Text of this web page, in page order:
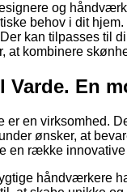
og
behov i dit
kan tilpasses til
at kombinere
Varde. En
er en virksomhed.
ønsker, at
en række
håndværkere